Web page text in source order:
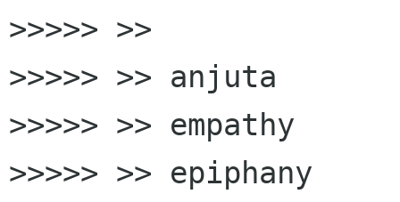
>>>>> >>
>>>>> >> anjuta
>>>>> >> empathy
>>>>> >> epiphany